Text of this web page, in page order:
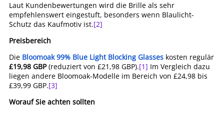
Laut Kundenbewertungen wird die Brille als sehr
empfehlenswert eingestuft, besonders wenn Blaulicht-
Schutz das Kaufmotiv ist.[2]
Preisbereich
Die Bloomoak 99% Blue Light Blocking Glasses kosten regulär
£19,98 GBP(reduziert von £21,98 GBP).[1] Im Vergleich dazu
liegen andere Bloomoak-Modelle im Bereich von £24,98 bis
£39,99 GBP.[3]
Worauf Sie achten sollten